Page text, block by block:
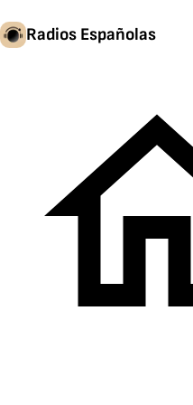
Radios Españolas